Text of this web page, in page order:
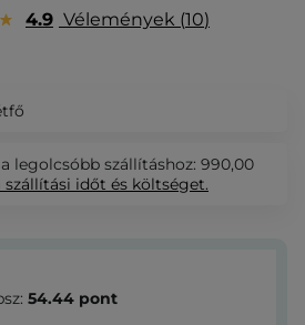
4.9 Vélemények 10
legolcsóbb szállításhoz: 990,00
szállítási időt és költséget.
54.44 pont